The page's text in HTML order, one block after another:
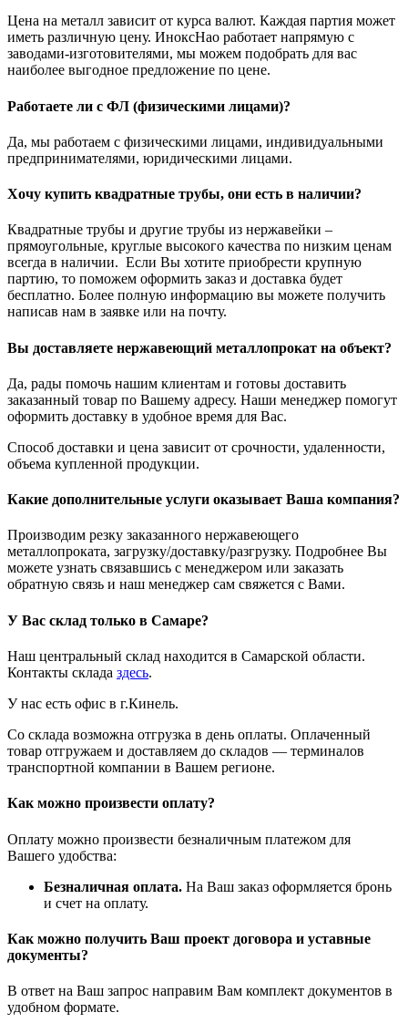
Цена на металл зависит от курса валют. Каждая партия может
иметь различную цену. ИноксНао работает напрямую с
заводами-изготовителями, мы можем подобрать для вас
наиболее выгодное предложение по цене.
Работаете ли с ФЛ (физическими лицами)?
Да, мы работаем с физическими лицами, индивидуальными
предпринимателями, юридическими лицами.
Хочу купить квадратные трубы, они есть в наличии?
Квадратные трубы и другие трубы из нержавейки –
прямоугольные, круглые высокого качества по низким ценам
всегда в наличии. Если Вы хотите приобрести крупную
партию, то поможем оформить заказ и доставка будет
бесплатно. Более полную информацию вы можете получить
написав нам в заявке или на почту.
Вы доставляете нержавеющий металлопрокат на объект?
Да, рады помочь нашим клиентам и готовы доставить
заказанный товар по Вашему адресу. Наши менеджер помогут
оформить доставку в удобное время для Вас.
Способ доставки и цена зависит от срочности, удаленности,
объема купленной продукции.
Какие дополнительные услуги оказывает Ваша компания?
Производим резку заказанного нержавеющего
металлопроката, загрузку/доставку/разгрузку. Подробнее Вы
можете узнать связавшись с менеджером или заказать
обратную связь и наш менеджер сам свяжется с Вами.
У Вас склад только в Самаре?
Наш центральный склад находится в Самарской области.
Контакты склада здесь.
У нас есть офис в г.Кинель.
Со склада возможна отгрузка в день оплаты. Оплаченный
товар отгружаем и доставляем до складов — терминалов
транспортной компании в Вашем регионе.
Как можно произвести оплату?
Оплату можно произвести безналичным платежом для
Вашего удобства:
Безналичная оплата. На Ваш заказ оформляется бронь
и счет на оплату.
Как можно получить Ваш проект договора и уставные
документы?
В ответ на Ваш запрос направим Вам комплект документов в
удобном формате.